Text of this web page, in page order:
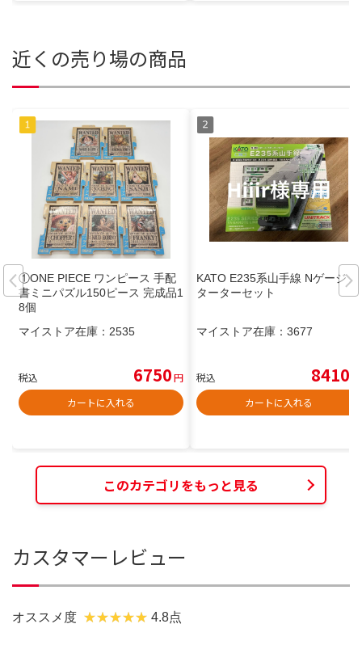
近くの売り場の商品
①ONE PIECE ワンピース 手配
書ミニパズル150ピース 完成品1
8個
マイストア在庫： 2535
税込 6750円
カートに入れる
KATO E235系山手線 Nゲージ ス
ターターセット
マイストア在庫： 3677
税込 8410
カートに入れる
このカテゴリをもっと見る
カスタマーレビュー
オススメ度 4.8点